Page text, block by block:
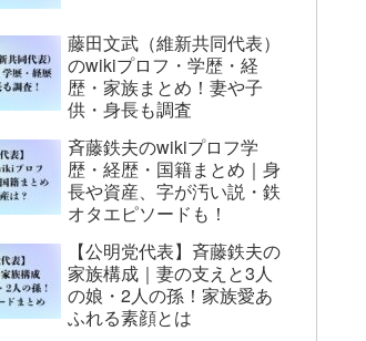
藤田文武（維新共同代表）
のwikiプロフ・学歴・経
歴・家族まとめ！妻や子
供・身長も調査
斉藤鉄夫のwikiプロフ学
歴・経歴・国籍まとめ｜身
長や資産、字が汚い説・鉄
オタエピソードも！
【公明党代表】斉藤鉄夫の
家族構成｜妻の支えと3人
の娘・2人の孫！家族愛あ
ふれる素顔とは